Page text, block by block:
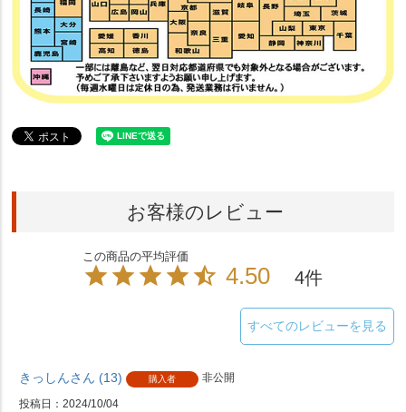
お客様のレビュー
4.50 4
すべてのレビューを見る
きっしん 13 購入者 非公開
投稿日 2024/10/04